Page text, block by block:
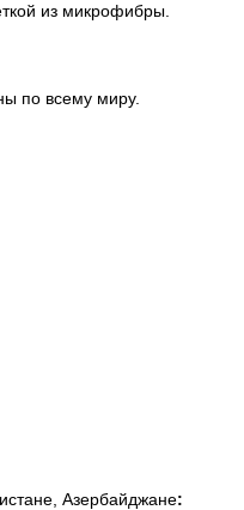
из микрофибры.
по всему миру.
Азербайджане: